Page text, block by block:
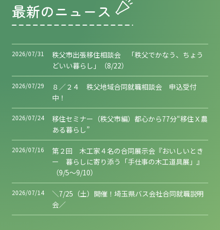
最新のニュース
2026/07/31
秩父市出張移住相談会 「秩父でかなう、ちょう
どいい暮らし」（8/22）
2026/07/29
８／２４ 秩父地域合同就職相談会 申込受付
中！
2026/07/24
移住セミナー（秩父市編）都心から77分“移住Ｘ農
ある暮らし”
2026/07/16
第２回 木工家４名の合同展示会『おいしいとき
ー 暮らしに寄り添う「手仕事の木工道具展」』
（9/5～9/10）
2026/07/14
＼7/25（土）開催！埼玉県バス会社合同就職説明
会／